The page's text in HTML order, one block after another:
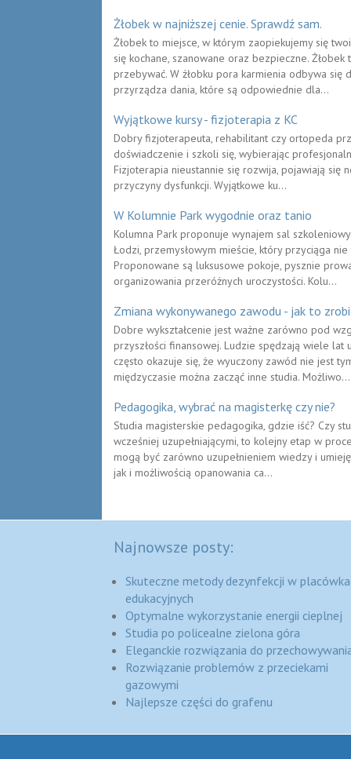
Żłobek w najniższej cenie. Sprawdź sam.
Żłobek to miejsce, w którym zaopiekujemy się
się kochane, szanowane oraz bezpieczne.
przebywać. W żłobku pora karmienia odbywa się
przyrządza dania, które są odpowiednie dla...
Wyjątkowe kursy - fizjoterapia z KC
Dobry fizjoterapeuta, rehabilitant czy ortopeda
doświadczenie i szkoli się, wybierając
Fizjoterapia nieustannie się rozwija, pojawiają się
przyczyny dysfunkcji. Wyjątkowe ku...
W Kolumnie Park wygodnie oraz tanio
Kolumna Park proponuje wynajem sal
Łodzi, przemysłowym mieście, który przyciąga
Proponowane są luksusowe pokoje, pysznie
organizowania przeróżnych uroczystości. Kolu...
Zmiana wykonywanego zawodu - jak to
Dobre wykształcenie jest ważne zarówno pod
przyszłości finansowej. Ludzie spędzają wiele lat
często okazuje się, że wyuczony zawód nie jest
międzyczasie można zacząć inne studia. Możliwo...
Pedagogika, wybrać na magisterkę czy nie?
Studia magisterskie pedagogika, gdzie iść? Czy
wcześniej uzupełniającymi, to kolejny etap w
mogą być zarówno uzupełnieniem wiedzy i
jak i możliwością opanowania ca...
Najnowsze posty:
Skuteczne metody dezynfekcji w
edukacyjnych
Optymalne wykorzystanie energii cieplnej
Studia po policealne zielona góra
Eleganckie rozwiązania do
Rozwiązanie problemów z przeciekami
gazowymi
Najlepsze części do grafenu